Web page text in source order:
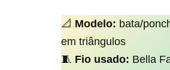
📐 Modelo: bata/
em triângulos
🧵 Fio usado: Bella